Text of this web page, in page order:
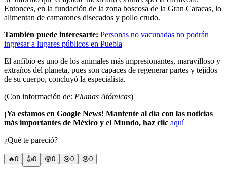
Entonces, en la fundación de la zona boscosa de la Gran Caracas, lo
alimentan de camarones disecados y pollo crudo.
También puede interesarte: Personas no vacunadas no podrán
ingresar a lugares públicos en Puebla
El anfibio es uno de los animales más impresionantes, maravilloso y
extraños del planeta, pues son capaces de regenerar partes y tejidos
de su cuerpo, concluyó la especialista.
(Con información de: Plumas Atómicas)
¡Ya estamos en Google News! Mantente al día con las noticias
más importantes de México y el Mundo, haz clic aquí
¿Qué te pareció?
🔥0 👍0 😲0 😢0 😠0